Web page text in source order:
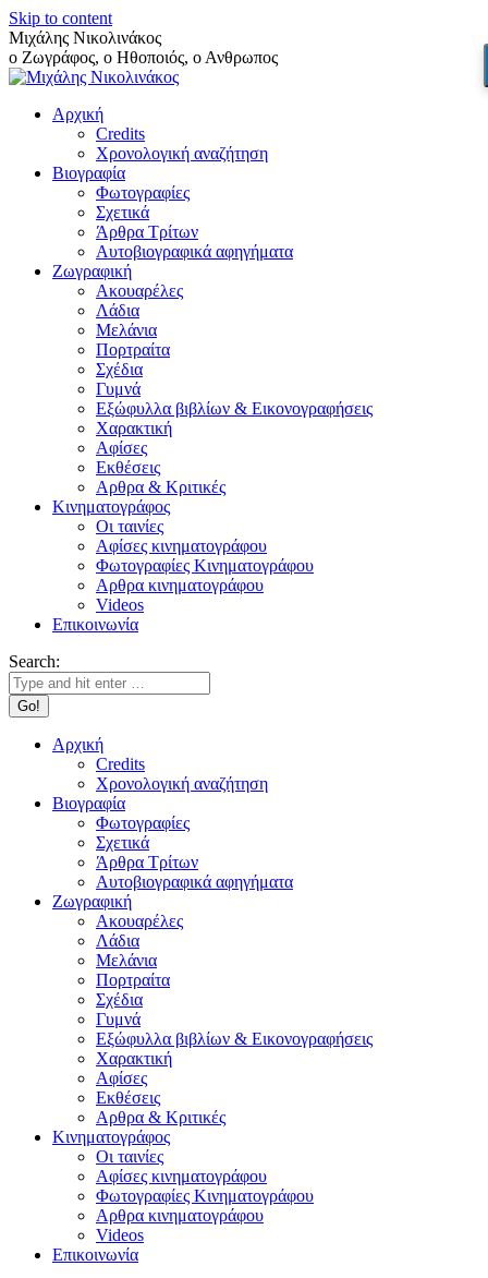
Skip to content
Μιχάλης Νικολινάκος
ο Ζωγράφος, ο Ηθοποιός, ο Ανθρωπος
Αρχική
Credits
Χρονολογική αναζήτηση
Βιογραφία
Φωτογραφίες
Σχετικά
Άρθρα Τρίτων
Αυτοβιογραφικά αφηγήματα
Ζωγραφική
Ακουαρέλες
Λάδια
Μελάνια
Πορτραίτα
Σχέδια
Γυμνά
Εξώφυλλα βιβλίων & Εικονογραφήσεις
Χαρακτική
Αφίσες
Εκθέσεις
Αρθρα & Κριτικές
Κινηματογράφος
Οι ταινίες
Αφίσες κινηματογράφου
Φωτογραφίες Κινηματογράφου
Αρθρα κινηματογράφου
Videos
Επικοινωνία
Search:
Αρχική
Credits
Χρονολογική αναζήτηση
Βιογραφία
Φωτογραφίες
Σχετικά
Άρθρα Τρίτων
Αυτοβιογραφικά αφηγήματα
Ζωγραφική
Ακουαρέλες
Λάδια
Μελάνια
Πορτραίτα
Σχέδια
Γυμνά
Εξώφυλλα βιβλίων & Εικονογραφήσεις
Χαρακτική
Αφίσες
Εκθέσεις
Αρθρα & Κριτικές
Κινηματογράφος
Οι ταινίες
Αφίσες κινηματογράφου
Φωτογραφίες Κινηματογράφου
Αρθρα κινηματογράφου
Videos
Επικοινωνία